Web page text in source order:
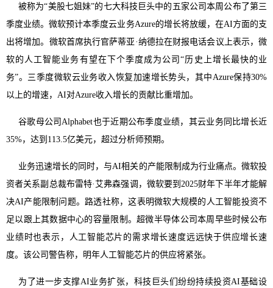
被称为“美股七姐妹”的七大科技巨头中的五家公司本周公布了第三
季度业绩。微软预计本季度云业务Azure的增长将放缓，在AI方面的支
出将增加。微软首席执行官萨蒂亚·纳德拉在财报电话会议上表示，微
软的人工智能业务有望在下个季度成为公司“历史上增长最快的业
务”。三季度微软云业务收入恢复加速增长势头，其中Azure保持30%
以上的增速，AI对Azure收入增长的贡献比重增加。
谷歌母公司Alphabet也于近期公布季度业绩，其云业务同比增长近
35%，达到113.5亿美元，超过分析师预期。
业务迅速增长的同时，与AI相关的产能限制成为行业痛点。微软投
资者关系副总裁布雷特·艾弗森强调，微软要到2025财年下半年才能解
决AI产能限制问题。路透社称，这表明微软大规模的人工智能投资不
足以跟上其数据中心的容量限制。超微半导体公司本周早些时候公布
业绩时也表示，人工智能芯片的需求增长速度远远快于供应增长速
度。该公司警告称，明年人工智能芯片的供应将紧张。
为了进一步支撑AI业务扩张，科技巨头们纷纷持续投资AI基础设